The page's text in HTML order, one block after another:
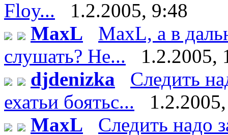
Floy...
1.2.2005, 9:48
MaxL
MaxL, а в
слушать? Не...
1.2.2005,
djdenizka
Следить
ехатьи боятьс...
MaxL
Следить надо